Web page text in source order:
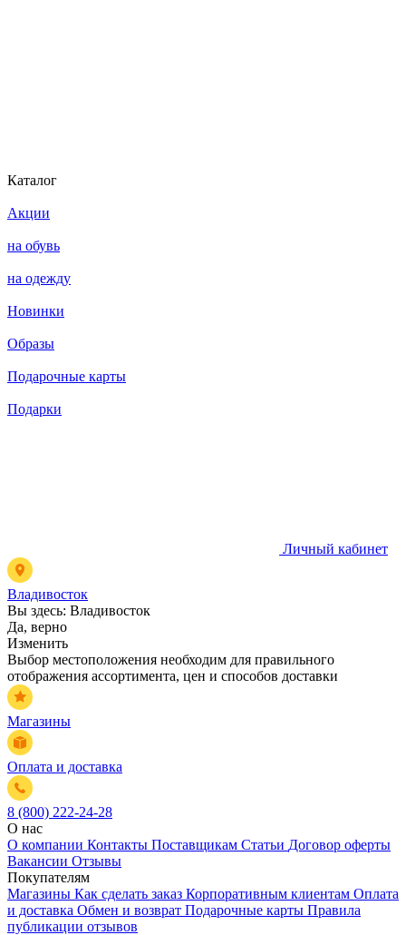
Каталог
Акции
на обувь
на одежду
Новинки
Образы
Подарочные карты
Подарки
Личный кабинет
Владивосток
Вы здесь: Владивосток
Да, верно
Изменить
Выбор местоположения необходим для правильного
отображения ассортимента, цен и способов доставки
Магазины
Оплата и доставка
8 (800) 222-24-28
О нас
О компании Контакты Поставщикам Статьи Договор оферты
Вакансии Отзывы
Покупателям
Магазины Как сделать заказ Корпоративным клиентам Оплата
и доставка Обмен и возврат Подарочные карты Правила
публикации отзывов